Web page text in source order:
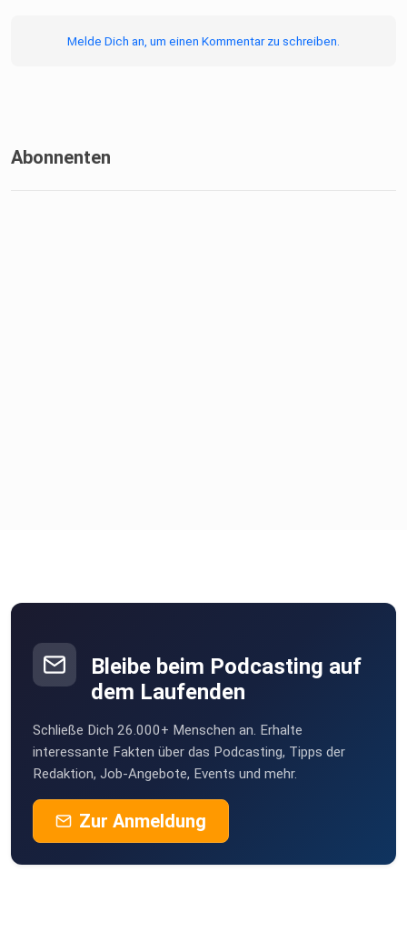
Melde Dich an, um einen Kommentar zu schreiben.
Abonnenten
Bleibe beim Podcasting auf
dem Laufenden
Schließe Dich 26.000+ Menschen an. Erhalte
interessante Fakten über das Podcasting, Tipps der
Redaktion, Job-Angebote, Events und mehr.
Zur Anmeldung